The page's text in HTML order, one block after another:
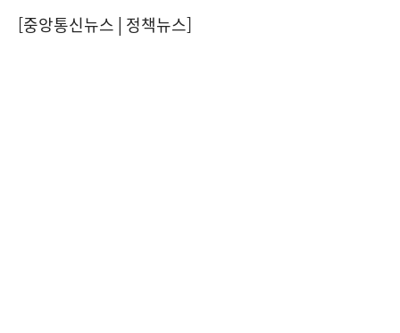
[중앙통신뉴스│정책뉴스]